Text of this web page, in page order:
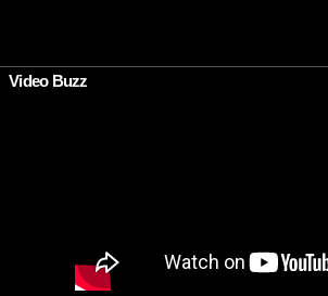
•
Video Buzz